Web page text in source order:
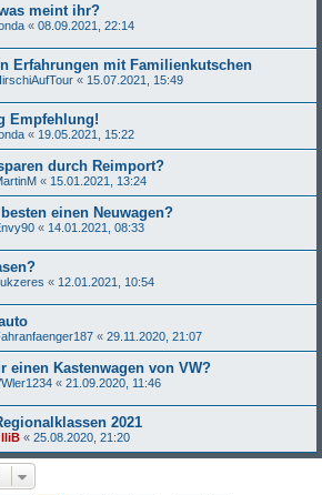
meint ihr?
« 08.09.2021, 22:14
Erfahrungen mit Familienkutschen
« 15.07.2021, 15:49
Empfehlung!
« 19.05.2021, 15:22
durch Reimport?
« 15.01.2021, 13:24
einen Neuwagen?
« 14.01.2021, 08:33
« 12.01.2021, 10:54
« 29.11.2020, 21:07
einen Kastenwagen von VW?
« 21.09.2020, 11:46
2021
« 25.08.2020, 21:20